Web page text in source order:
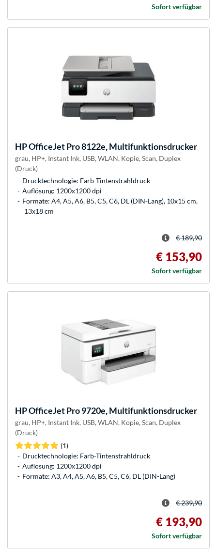
Sofort verfügbar
HPOfficeJet Pro 8122e, Multifunktionsdrucker
grau, HP+, Instant Ink, USB, WLAN, Kopie, Scan, Duplex
(Druck)
Drucktechnologie: Farb-Tintenstrahldruck
Auflösung: 1200x1200 dpi
Formate: A4, A5, A6, B5, C5, C6, DL (DIN-Lang), 10x15 cm,
13x18 cm
€ 189,90
€ 153,90
Sofort verfügbar
HPOfficeJet Pro 9720e, Multifunktionsdrucker
grau, HP+, Instant Ink, USB, WLAN, Kopie, Scan, Duplex
(Druck)
(1)
Drucktechnologie: Farb-Tintenstrahldruck
Auflösung: 1200x1200 dpi
Formate: A3, A4, A5, A6, B5, C5, C6, DL (DIN-Lang)
€ 239,90
€ 193,90
Sofort verfügbar